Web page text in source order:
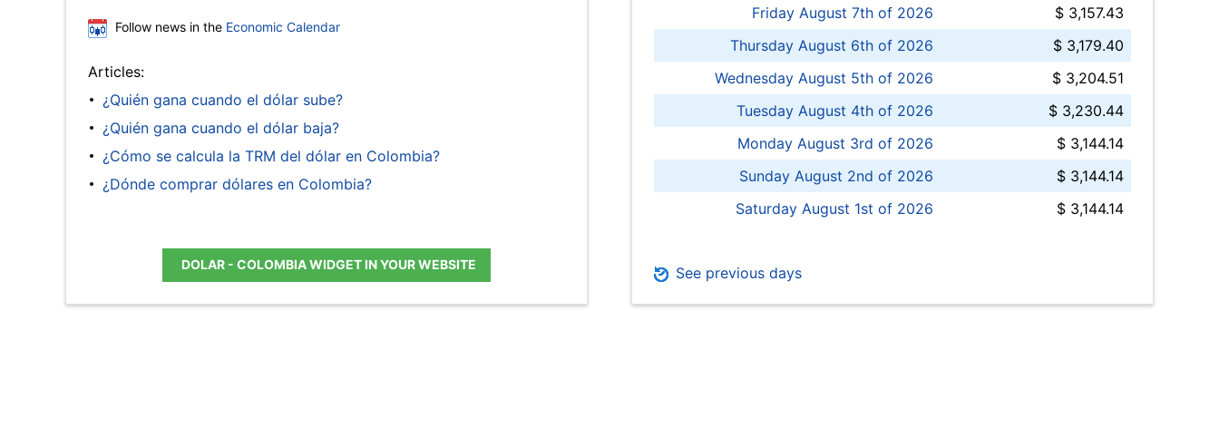
Follow news in the Economic Calendar
Articles:
¿Quién gana cuando el dólar sube?
¿Quién gana cuando el dólar baja?
¿Cómo se calcula la TRM del dólar en Colombia?
¿Dónde comprar dólares en Colombia?
DOLAR - COLOMBIA WIDGET IN YOUR WEBSITE
Friday August 7th of 2026
$ 3,157.43
Thursday August 6th of 2026
$ 3,179.40
Wednesday August 5th of 2026
$ 3,204.51
Tuesday August 4th of 2026
$ 3,230.44
Monday August 3rd of 2026
$ 3,144.14
Sunday August 2nd of 2026
$ 3,144.14
Saturday August 1st of 2026
$ 3,144.14
See previous days